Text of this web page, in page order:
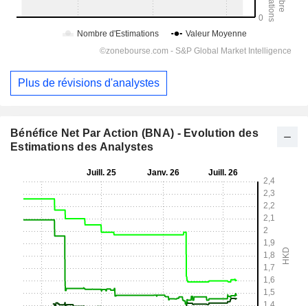
Plus de révisions d'analystes
Bénéfice Net Par Action (BNA) - Evolution des
Estimations des Analystes